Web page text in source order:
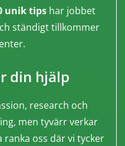
unik tipshar jobbet
ständigt tillkommer
din hjälp
research och
men tyvärr verkar
oss där vi tycker